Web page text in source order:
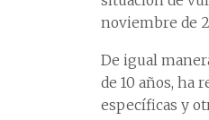
noviembre de
De igual
de 10 años, ha
específicas y